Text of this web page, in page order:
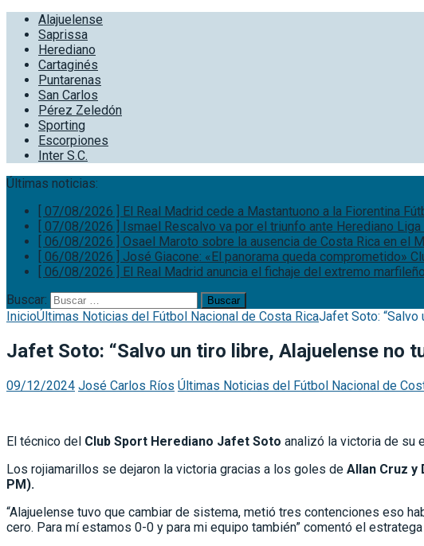
Alajuelense
Saprissa
Herediano
Cartaginés
Puntarenas
San Carlos
Pérez Zeledón
Sporting
Escorpiones
Inter S.C.
Últimas noticias:
[ 07/08/2026 ] El Real Madrid cede a Mastantuono a la Fiorentina
[ 07/08/2026 ] Ismael Rescalvo va por el triunfo ante Herediano Liga
[ 06/08/2026 ] Osael Maroto sobre la ausencia de Costa Rica en el
[ 06/08/2026 ] José Giacone: «El panorama queda comprometido»
[ 06/08/2026 ] El Real Madrid anuncia el fichaje del extremo
Buscar:
InicioÚltimas Noticias del Fútbol Nacional de Costa RicaJafet Soto: “Salvo
Jafet Soto: “Salvo un tiro libre, Alajuelense no
09/12/2024 José Carlos Ríos Últimas Noticias del Fútbol Nacional de
El técnico del Club Sport Herediano Jafet Soto analizó la victoria de su
Los rojiamarillos se dejaron la victoria gracias a los goles de Allan Cruz y
PM).
“Alajuelense tuvo que cambiar de sistema, metió tres contenciones eso
cero. Para mí estamos 0-0 y para mi equipo también” comentó el